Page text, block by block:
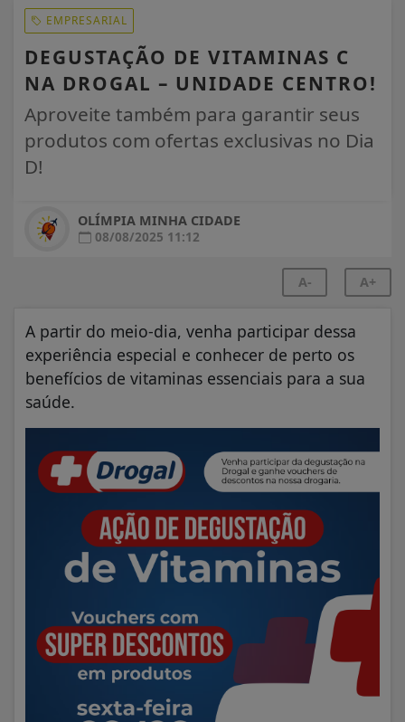
EMPRESARIAL
DEGUSTAÇÃO DE VITAMINAS C
NA DROGAL – UNIDADE CENTRO!
Aproveite também para garantir seus
produtos com ofertas exclusivas no Dia
D!
OLÍMPIA MINHA CIDADE
08/08/2025 11:12
A- A+
A partir do meio-dia, venha participar dessa
experiência especial e conhecer de perto os
benefícios de vitaminas essenciais para a sua
saúde.